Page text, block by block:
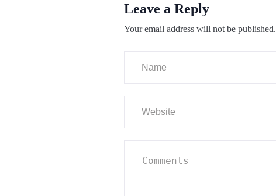
Leave a Reply
Your email address will not be published.